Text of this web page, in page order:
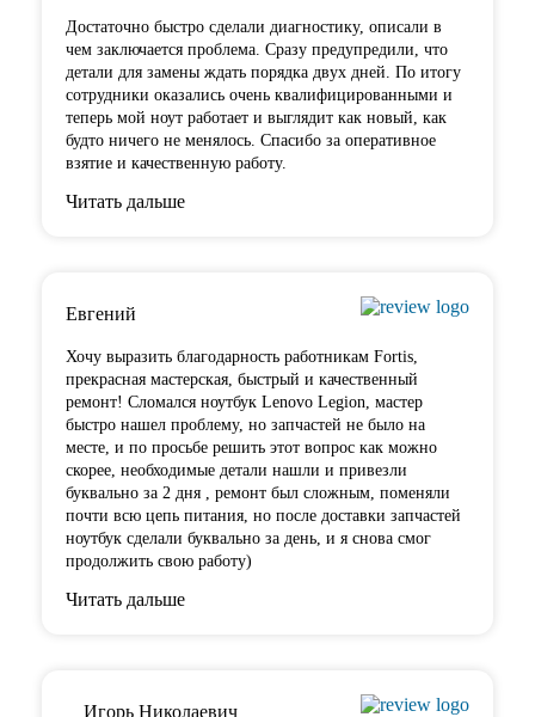
Достаточно быстро сделали диагностику, описали в
чем заключается проблема. Сразу предупредили, что
детали для замены ждать порядка двух дней. По итогу
сотрудники оказались очень квалифицированными и
теперь мой ноут работает и выглядит как новый, как
будто ничего не менялось. Спасибо за оперативное
взятие и качественную работу.
Читать дальше
Евгений
Хочу выразить благодарность работникам Fortis,
прекрасная мастерская, быстрый и качественный
ремонт! Сломался ноутбук Lenovo Legion, мастер
быстро нашел проблему, но запчастей не было на
месте, и по просьбе решить этот вопрос как можно
скорее, необходимые детали нашли и привезли
буквально за 2 дня , ремонт был сложным, поменяли
почти всю цепь питания, но после доставки запчастей
ноутбук сделали буквально за день, и я снова смог
продолжить свою работу)
Читать дальше
Игорь Николаевич